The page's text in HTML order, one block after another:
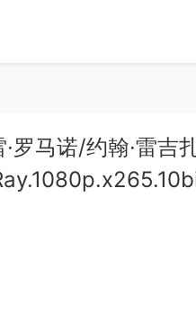
马诺/约翰·雷吉